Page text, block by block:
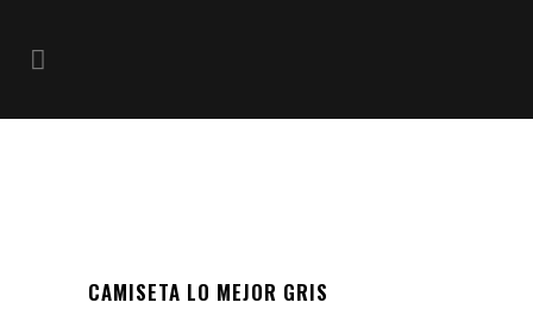
CAMISETA LO MEJOR GRIS